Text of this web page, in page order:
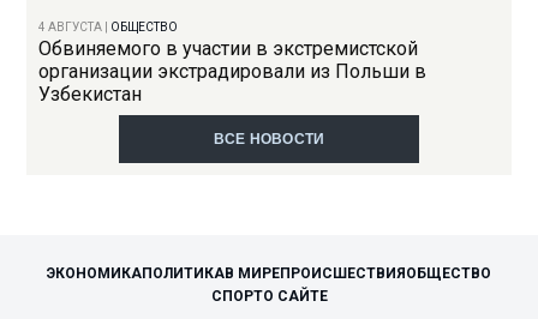
4 АВГУСТА ОБЩЕСТВО
Обвиняемого в участии в экстремистской
организации экстрадировали из Польши в
Узбекистан
ВСЕ НОВОСТИ
ЭКОНОМИКАПОЛИТИКАВ МИРЕПРОИСШЕСТВИЯОБЩЕСТВО
СПОРТО САЙТЕ